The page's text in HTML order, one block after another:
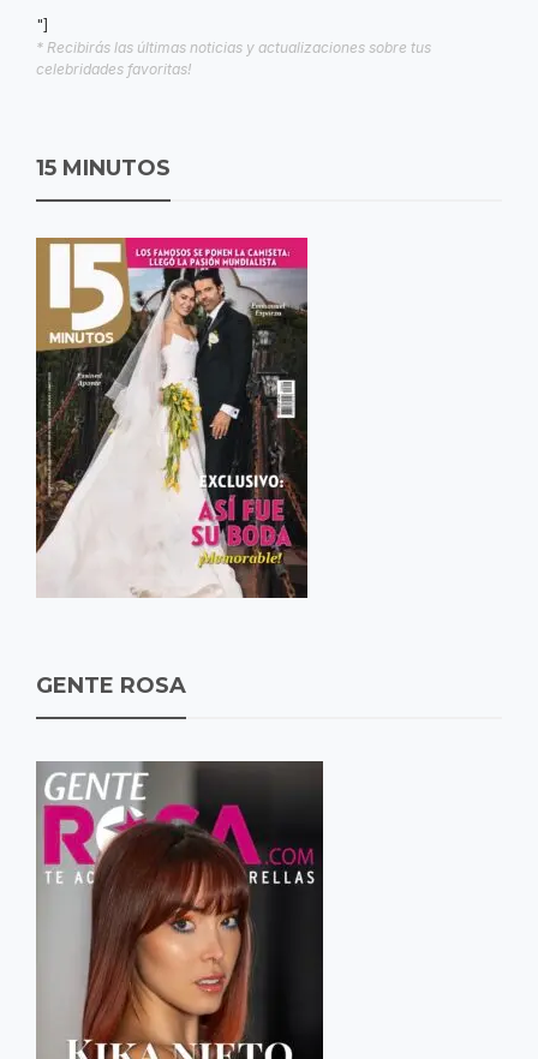
"]
* Recibirás las últimas noticias y actualizaciones sobre tus
celebridades favoritas!
15 MINUTOS
GENTE ROSA